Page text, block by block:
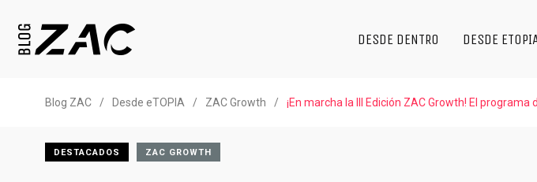
DESDE DENTRO DESDE
Blog ZAC / Desde eTOPIA / ZAC Growth / ¡En marcha la III Edición ZAC Growth! El
DESTACADOS ZAC GROWTH